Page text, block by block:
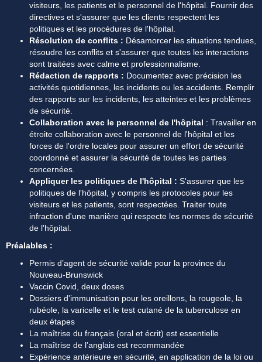
visiteurs, les patients et le personnel de l'hôpital. Fournir des
directives et s'assurer que les clients respectent les
politiques et les procédures de l'hôpital.
Résolution de conflits : Désamorcer les situations tendues,
résoudre les conflits et s'assurer que toutes les interactions
sont traitées avec calme et professionnalisme.
Rédaction de rapports : Documentez avec précision les
activités quotidiennes, les incidents ou les accidents. Remplir
des rapports sur les incidents, les atteintes et les problèmes
de sécurité.
Collaboration avec le personnel de l'hôpital : Travailler en
étroite collaboration avec le personnel de l'hôpital et les
forces de l'ordre locales pour assurer un effort de sécurité
coordonné et assurer la sécurité de toutes les parties
concernées.
Appliquer les politiques de l'hôpital : S'assurer que les
politiques de l'hôpital, y compris les protocoles pour les
visiteurs et les patients, sont respectées. Traiter toute
infraction d'une manière qui respecte les normes de sécurité
de l'hôpital.
Préalables :
Permis d’agent de sécurité valide pour la province du
Nouveau-Brunswick
Vaccin Covid, deux doses
Dossiers d'immunisation pour les oreillons, la rougeole, la
rubéole, la varicelle et le test cutané de la tuberculose en
deux étapes
La maîtrise du français (oral et écrit) est essentielle
La maîtrise de l’anglais est recommandée
Expérience antérieure en sécurité, en application de la loi ou